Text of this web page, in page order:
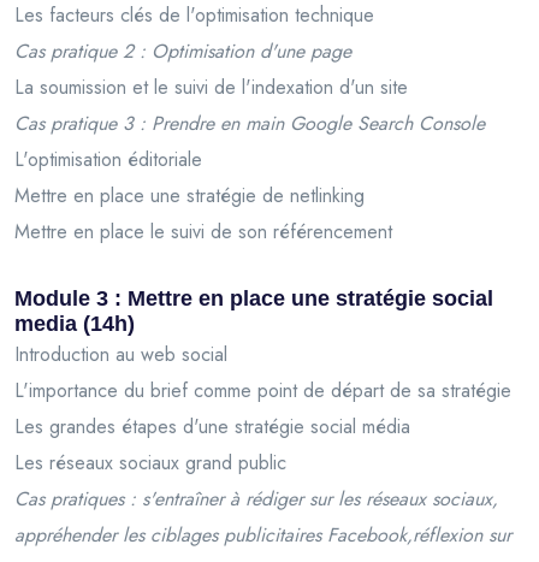
Les facteurs clés de l'optimisation technique
Cas pratique 2 : Optimisation d'une page
La soumission et le suivi de l'indexation d'un site
Cas pratique 3 : Prendre en main Google Search Console
L'optimisation éditoriale
Mettre en place une stratégie de netlinking
Mettre en place le suivi de son référencement
Module 3 : Mettre en place une stratégie social
media (14h)
Introduction au web social
L'importance du brief comme point de départ de sa stratégie
Les grandes étapes d'une stratégie social média
Les réseaux sociaux grand public
Cas pratiques : s'entraîner à rédiger sur les réseaux sociaux,
appréhender les ciblages publicitaires Facebook,réflexion sur